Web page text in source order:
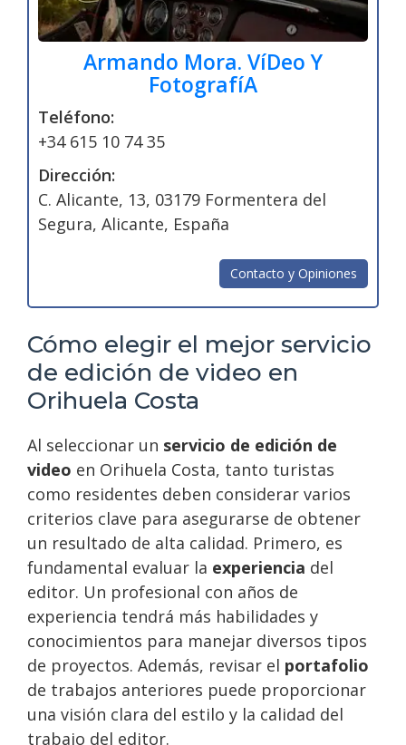
Armando Mora. VíDeo Y
FotografíA
Teléfono:
+34 615 10 74 35
Dirección:
C. Alicante, 13, 03179 Formentera del
Segura, Alicante, España
Contacto y Opiniones
Cómo elegir el mejor servicio
de edición de video en
Orihuela Costa
Al seleccionar un servicio de edición de
video en Orihuela Costa, tanto turistas
como residentes deben considerar varios
criterios clave para asegurarse de obtener
un resultado de alta calidad. Primero, es
fundamental evaluar la experiencia del
editor. Un profesional con años de
experiencia tendrá más habilidades y
conocimientos para manejar diversos tipos
de proyectos. Además, revisar el portafolio
de trabajos anteriores puede proporcionar
una visión clara del estilo y la calidad del
trabajo del editor.